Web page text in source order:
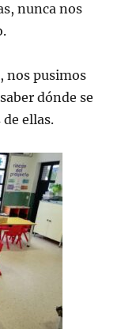
nunca nos
nos pusimos
dónde se
ellas.